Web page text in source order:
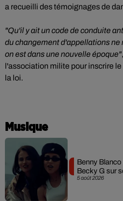
a recueilli des témoignages de
"Qu'il y ait un code de conduite
du changement d'appellations ne
on est dans une nouvelle époque"
l'association milite pour inscrire le
la loi.
Musique
5 août 2026
Benny
Becky G sur